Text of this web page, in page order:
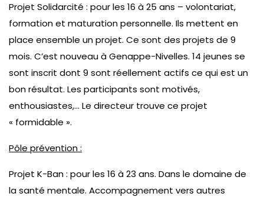
Projet Solidarcité : pour les 16 à 25 ans – volontariat,
formation et maturation personnelle. Ils mettent en
place ensemble un projet. Ce sont des projets de 9
mois. C’est nouveau à Genappe-Nivelles. 14 jeunes se
sont inscrit dont 9 sont réellement actifs ce qui est un
bon résultat. Les participants sont motivés,
enthousiastes,… Le directeur trouve ce projet
« formidable ».
Pôle prévention :
Projet K-Ban : pour les 16 à 23 ans. Dans le domaine de
la santé mentale. Accompagnement vers autres